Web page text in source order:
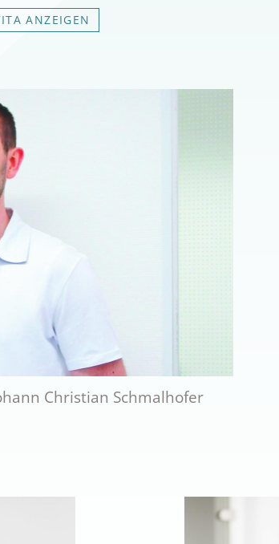
ANZEIGEN
Christian Schmalhofer